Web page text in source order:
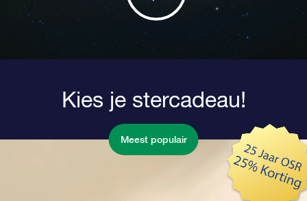
Kies je stercadeau!
Meest populair